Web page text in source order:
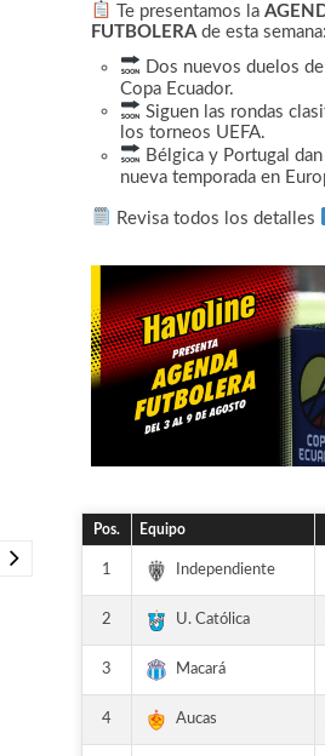
Te presentamos la
FUTBOLERAde esta semana:
Dos nuevos duelos
Copa Ecuador.
Siguen las rondas
los torneos UEFA.
Bélgica y Portugal
nueva temporada en
Revisa todos los detalles
Pos. Equipo
1 Independiente
2 U. Católica
3 Macará
4 Aucas